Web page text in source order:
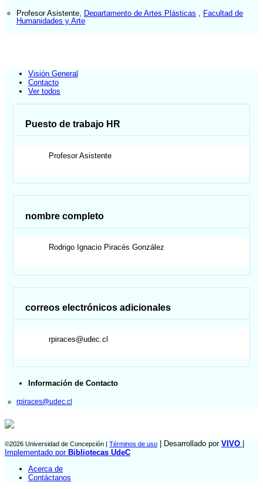
Profesor Asistente Departamento de Artes Plásticas
Facultad de
Humanidades y Arte
Visión General
Contacto
Ver todos
Puesto de trabajo HR
Profesor Asistente
nombre completo
Rodrigo Ignacio Piracés González
correos electrónicos adicionales
rpiraces@udec.cl
Información de Contacto
rpiraces@udec.cl
©2026 Universidad de Concepción | Términos de uso | Desarrollado por VIVO |
Implementado por Bibliotecas UdeC
Acerca de
Contáctanos